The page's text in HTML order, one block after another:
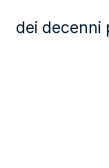
dei decenni